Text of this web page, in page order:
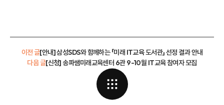
이전 글[안내] 삼성SDS와 함께하는 「미래 IT교육 도서관」 선정 결과 안내
[신청] 송파쌤미래교육센터 6관 9-10월 IT교육 참여자 모집
다음 글